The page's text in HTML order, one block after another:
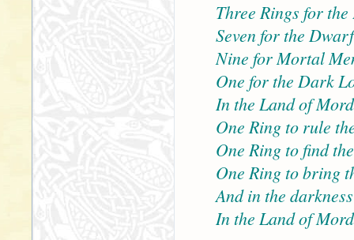
Three Rings for
Seven for the
Nine for Mortal
One for the Dark
In the Land of
One Ring to rule
One Ring to find
One Ring to bring
And in the
In the Land of